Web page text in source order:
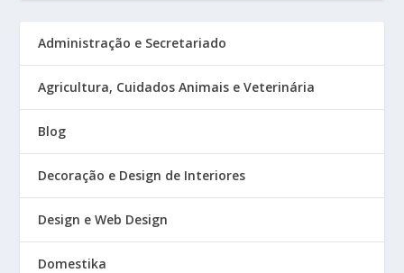
Administração e Secretariado
Agricultura, Cuidados Animais e Veterinária
Blog
Decoração e Design de Interiores
Design e Web Design
Domestika